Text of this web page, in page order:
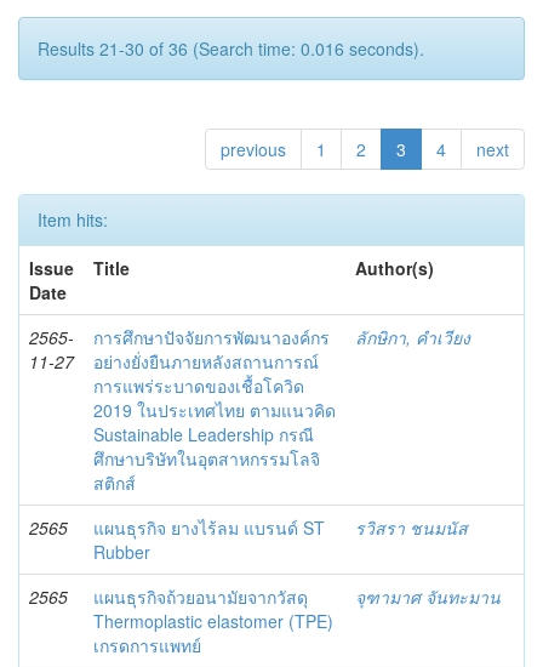
Results 21-30 of 36 (Search time: 0.016 seconds).
previous 1 2 3 4 next
Item hits:
Issue
Date
Title Author(s)
2565-
11-27
การศึกษาปัจจัยการพัฒนาองค์กร
อย่างยั่งยืนภายหลังสถานการณ์
การแพร่ระบาดของเชื้อโควิด
2019 ในประเทศไทย ตามแนวคิด
Sustainable Leadership กรณี
ศึกษาบริษัทในอุตสาหกรรมโลจิ
สติกส์
ลักษิกา, คำเวียง
2565
แผนธุรกิจ ยางไร้ลม แบรนด์ ST
Rubber
รวิสรา ชนมนัส
2565
แผนธุรกิจถ้วยอนามัยจากวัสดุ
Thermoplastic elastomer (TPE)
เกรดการแพทย์
จุฑามาศ จันทะมาน